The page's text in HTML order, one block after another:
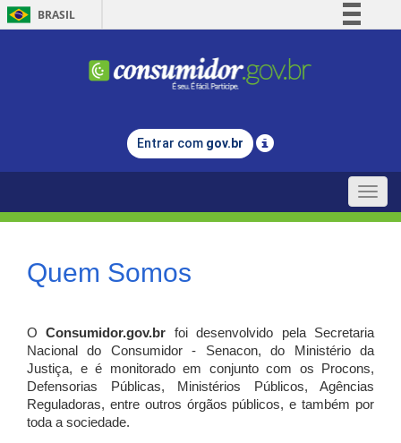
BRASIL
Comunica BR
Legislação
Entrar com gov.br
Toggle
Quem Somos
OConsumidor.gov.br
foi desenvolvido pela Secretaria
Nacional do Consumidor - Senacon, do Ministério da
Justiça, e é monitorado em conjunto com os Procons,
Defensorias Públicas, Ministérios Públicos, Agências
Reguladoras, entre outros órgãos públicos, e também por
toda a sociedade.